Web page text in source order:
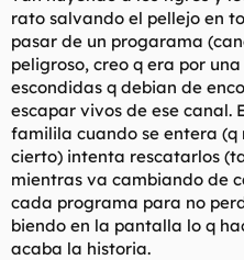
rato salvando el pellejo en
pasar de un progarama
peligroso, creo q era por
escondidas q debian de
escapar vivos de ese canal.
familila cuando se entera (q
cierto) intenta rescatarlos
mientras va cambiando de
cada programa para no
biendo en la pantalla lo q
acaba la historia.